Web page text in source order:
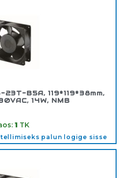
B5A, 119*119*38mm,
14W, NMB
1TK
palun logige sisse